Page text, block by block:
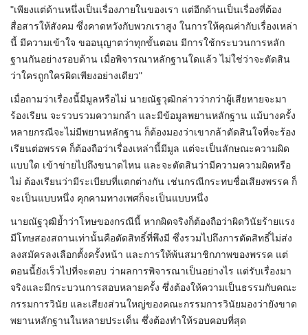
"เพียงแต่ด้านหนึ่งเป็นเรื่องภายในของเรา แต่อีกด้านเป็นเรื่องที่ต้อง
สื่อสารให้สังคม ซึ่งคาดหวังกับพวกเราสูง ในการให้คุณค่ากับเรื่องเหล่า
นี้ มีความเข้าใจ ขออนุญาตว่าทุกขั้นตอน มีการใช้กระบวนการหลัก
ฐานกันอย่างรอบด้าน เมื่อพิจารณาหลักฐานใดแล้ว ไม่ใช่ว่าจะตัดสิน
ว่าใครถูกใครผิดเพียงอย่างเดียว"
เมื่อถามว่าเรื่องนี้มีมูลหรือไม่ นายณัฐวุฒิกล่าวว่ากว่าผู้เสียหายจะมา
ร้องเรียน จะรวบรวมความกล้า และมีข้อมูลพยานหลักฐาน แม้บางครั้ง
หลายกรณีจะไม่มีพยานหลักฐาน ก็ต้องมองว่าเขากล้าตัดสินใจที่จะร้อง
เรียนต่อพรรค ก็ต้องถือว่าเรื่องเหล่านี้มีมูล แต่จะเป็นลักษณะความผิด
แบบใด เข้าข่ายไปถึงขนาดไหน และจะตัดสินว่ามีความความผิดหรือ
ไม่ ต้องเรียนว่ามีระเบียบที่แตกต่างกัน เช่นกรณีกระทบชื่อเสียงพรรค ก็
จะเป็นแบบหนึ่ง คุกคามทางเพศก็จะเป็นแบบหนึ่ง
นายณัฐวุฒิย้ำว่าโทษของกรณีนี้ หากผิดจริงก็ต้องถือว่าผิดวินัยร้ายแรง
มีโทษสองสถานเท่านั้นคือตัดสิทธิ์ที่พึงมี ซึ่งรวมไปถึงการตัดสิทธิ์ไม่ส่ง
ลงสมัครลงเลือกตั้งครั้งหน้า และการให้พ้นสมาชิกภาพของพรรค แต่
ตอนนี้ยังเร็วไปที่จะตอบ ว่าผลการพิจารณาเป็นอย่างไร แต่รับเรื่องมา
จริงและมีกระบวนการสอบหลายครั้ง ซึ่งต้องให้ความเป็นธรรมกับคณะ
กรรมการวินัย และเสียงส่วนใหญ่ของคณะกรรมการวินัยมองว่ายังขาด
พยานหลักฐานในหลายประเด็น ซึ่งต้องทำให้รอบคอบที่สุด